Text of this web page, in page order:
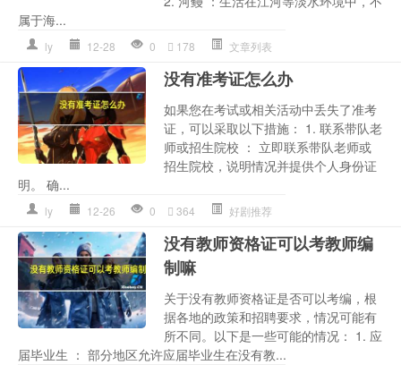
属于海...
ly 12-28 0 178 文章列表
没有准考证怎么办
如果您在考试或相关活动中丢失了准考
证，可以采取以下措施： 1. 联系带队老
师或招生院校 ： 立即联系带队老师或
招生院校，说明情况并提供个人身份证
明。 确...
ly 12-26 0 364 好剧推荐
没有教师资格证可以考教师编
制嘛
关于没有教师资格证是否可以考编，根
据各地的政策和招聘要求，情况可能有
所不同。以下是一些可能的情况： 1. 应
届毕业生 ： 部分地区允许应届毕业生在没有教...